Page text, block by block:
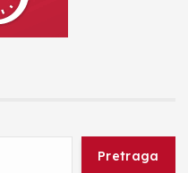
Pretraga